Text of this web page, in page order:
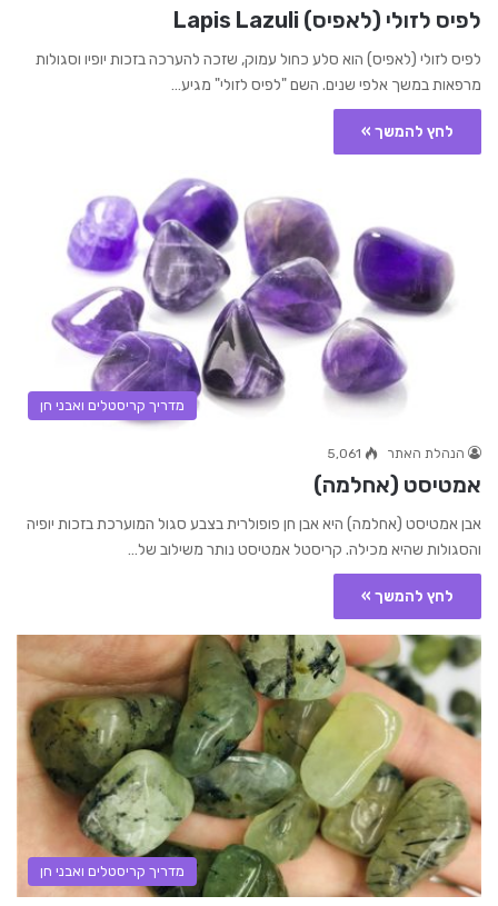
לפיס לזולי (לאפיס) Lapis Lazuli
לפיס לזולי (לאפיס) הוא סלע כחול עמוק, שזכה להערכה בזכות יופיו וסגולות
מרפאות במשך אלפי שנים. השם "לפיס לזולי" מגיע…
לחץ להמשך »
מדריך קריסטלים ואבני חן
הנהלת האתר 5,061
אמטיסט (אחלמה)
אבן אמטיסט (אחלמה) היא אבן חן פופולרית בצבע סגול המוערכת בזכות יופיה
והסגולות שהיא מכילה. קריסטל אמטיסט נותר משילוב של…
לחץ להמשך »
מדריך קריסטלים ואבני חן